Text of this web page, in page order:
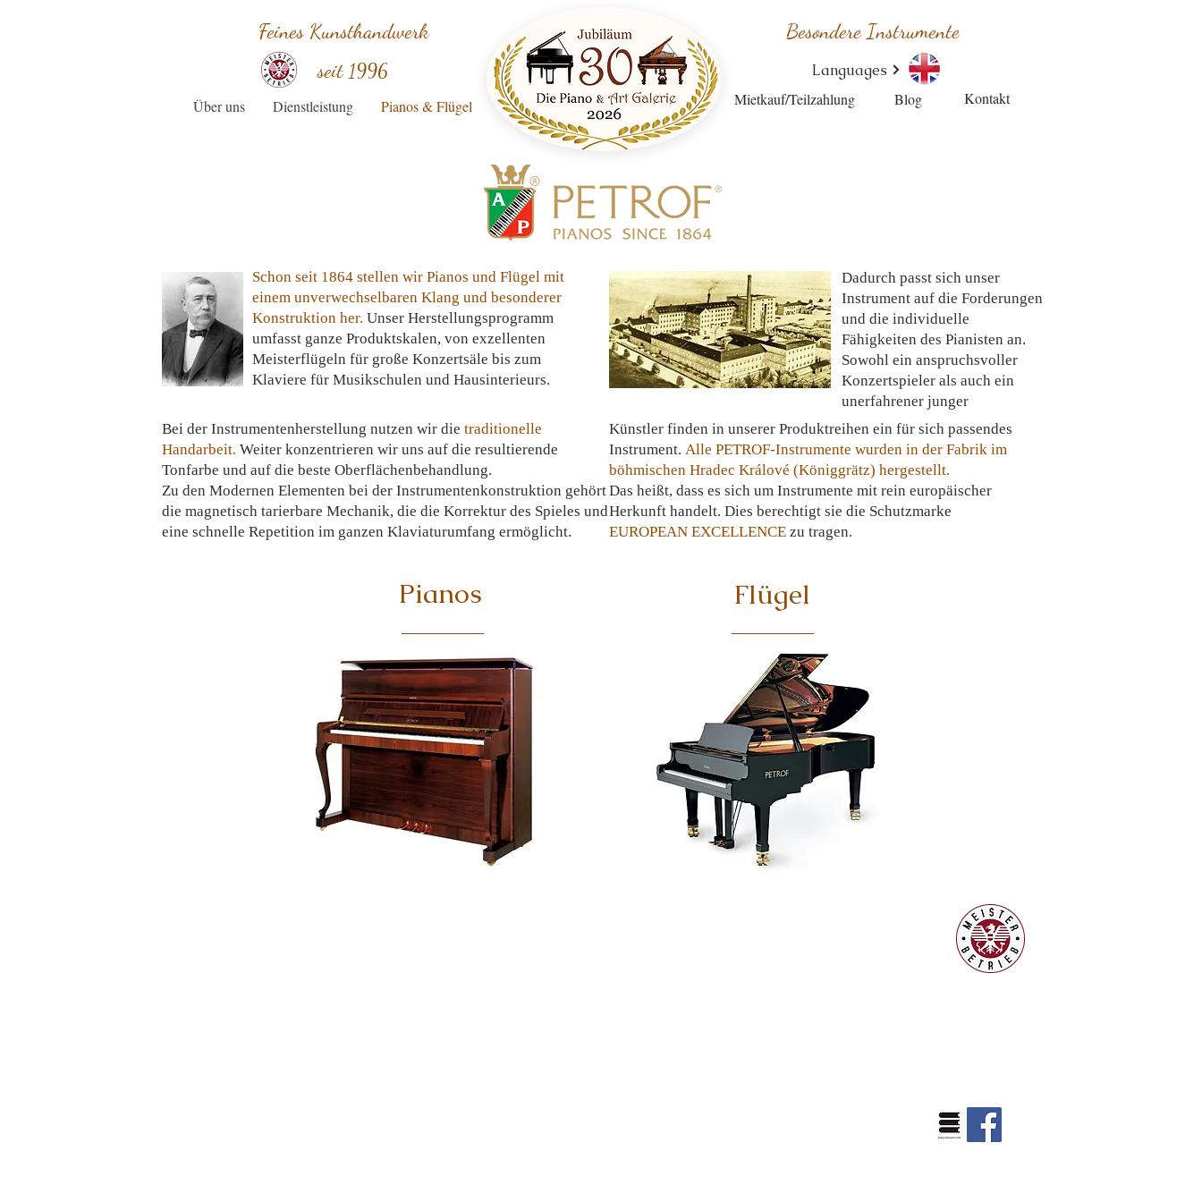
Feines Kunsthandwerk
Über uns Dienstleistung Pianos & Flügel
seit 1996
Besondere Instrumente
Languages
Mietkauf/Teilzahlung
Blog Kontakt
Schon seit 1864 stellen wir Pianos und Flügel mit
einem unverwechselbaren Klang und besonderer
Konstruktion her. Unser Herstellungsprogramm
umfasst ganze Produktskalen, von exzellenten
Meisterflügeln für große Konzertsäle bis zum
Klaviere für Musikschulen und Hausinterieurs.
Bei der Instrumentenherstellung nutzen wir die traditionelle
Handarbeit. Weiter konzentrieren wir uns auf die resultierende
Tonfarbe und auf die beste Oberflächenbehandlung.
Zu den Modernen Elementen bei der Instrumentenkonstruktion gehört
die magnetisch tarierbare Mechanik, die die Korrektur des Spieles und
eine schnelle Repetition im ganzen Klaviaturumfang ermöglicht.
Dadurch passt sich unser
Instrument auf die Forderungen
und die individuelle
Fähigkeiten des Pianisten an.
Sowohl ein anspruchsvoller
Konzertspieler als auch ein
unerfahrener junger
Künstler finden in unserer Produktreihen ein für sich passendes
Instrument. Alle PETROF-Instrumente wurden in der Fabrik im
böhmischen Hradec Králové (Königgrätz) hergestellt.
Das heißt, dass es sich um Instrumente mit rein europäischer
Herkunft handelt. Dies berechtigt sie die Schutzmarke
EUROPEAN EXCELLENCE zu tragen.
Pianos Flügel